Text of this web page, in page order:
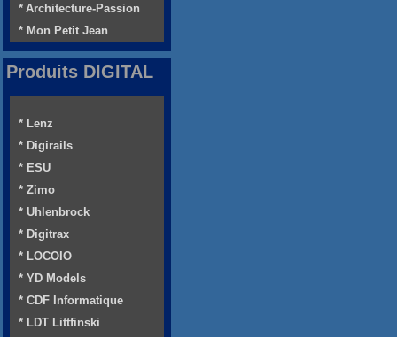
* Architecture-Passion
* Mon Petit Jean
Produits DIGITAL
* Lenz
* Digirails
* ESU
* Zimo
* Uhlenbrock
* Digitrax
* LOCOIO
* YD Models
* CDF Informatique
* LDT Littfinski